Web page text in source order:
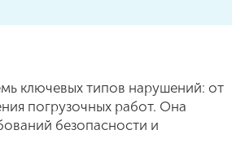
ключевых типов нарушений: от
погрузочных работ. Она
безопасности и